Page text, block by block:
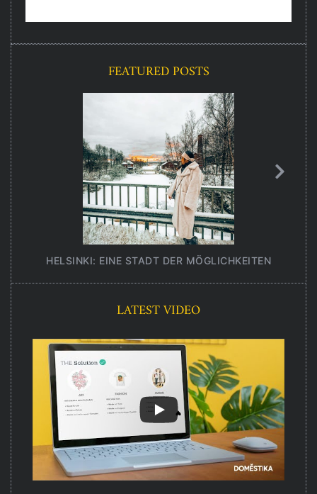
FEATURED POSTS
HELSINKI: EINE STADT DER MÖGLICHKEITEN
LATEST VIDEO